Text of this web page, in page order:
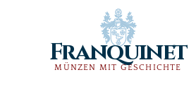
MÜNZEN MIT GESCHICHTE
Franquinet